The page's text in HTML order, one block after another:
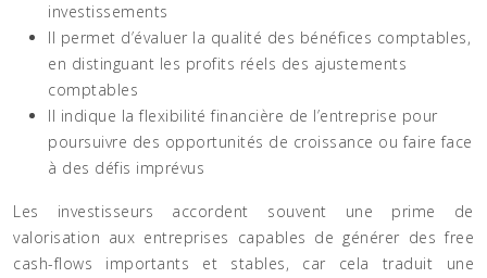
investissements
Il permet d’évaluer la qualité des bénéfices comptables,
en distinguant les profits réels des ajustements
comptables
Il indique la flexibilité financière de l’entreprise pour
poursuivre des opportunités de croissance ou faire face
à des défis imprévus
Les investisseurs accordent souvent une prime de
valorisation aux entreprises capables de générer des free
cash-flows importants et stables, car cela traduit une